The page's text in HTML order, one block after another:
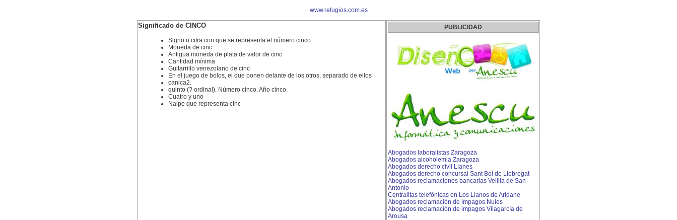
www.refugios.com.es
Significado de CINCO
Signo o cifra con que se representa el número cinco
Moneda de cinc
Antigua moneda de plata de valor de cinc
Cantidad mínima
Guitarrillo venezolano de cinc
En el juego de bolos, el que ponen delante de los otros, separado de ellos
canica2.
quinto (? ordinal). Número cinco. Año cinco.
Cuatro y uno
Naipe que representa cinc
PUBLICIDAD
Abogados laboralistas Zaragoza
Abogados alcoholemia Zaragoza
Abogados derecho civil Llanes
Abogados derecho concursal Sant Boi de Llobregat
Abogados reclamaciones bancarias Velilla de San
Antonio
Centralitas telefónicas en Los Llanos de Aridane
Abogados reclamación de impagos Nules
Abogados reclamación de impagos Vilagarcía de
Arousa